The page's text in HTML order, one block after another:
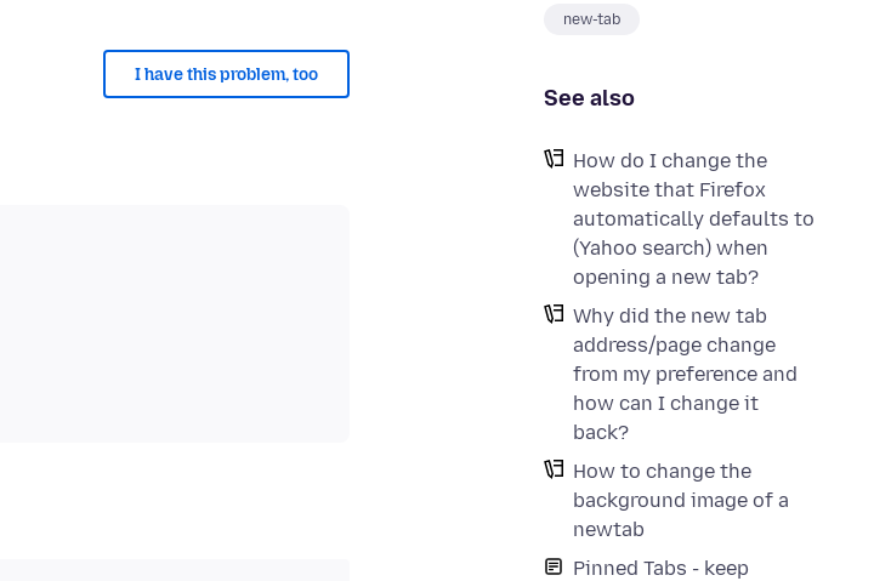
new-tab
See also
How do I change the
website that Firefox
automatically defaults to
(Yahoo search) when
opening a new tab?
Why did the new tab
address/page change
from my preference and
how can I change it
back?
How to change the
background image of a
newtab
Pinned Tabs - keep
I have this problem, too